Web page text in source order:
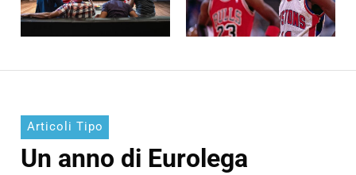
Articoli Tipo
Un anno di Eurolega